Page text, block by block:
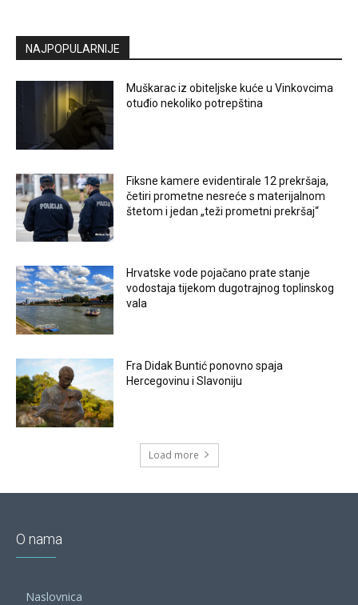
NAJPOPULARNIJE
Muškarac iz obiteljske kuće u Vinkovcima
otuđio nekoliko potrepština
Fiksne kamere evidentirale 12 prekršaja,
četiri prometne nesreće s materijalnom
štetom i jedan „teži prometni prekršaj“
Hrvatske vode pojačano prate stanje
vodostaja tijekom dugotrajnog toplinskog
vala
Fra Didak Buntić ponovno spaja
Hercegovinu i Slavoniju
Load more
O nama
Naslovnica